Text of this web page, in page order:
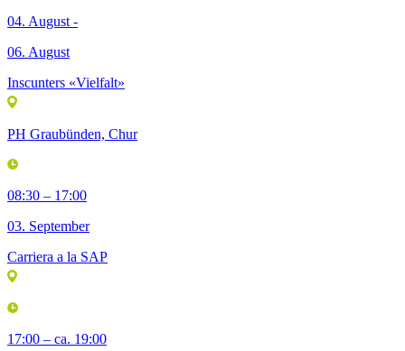
04. August -
06. August
Inscunters «Vielfalt»
PH Graubünden, Chur
08:30 – 17:00
03. September
Carriera a la SAP
17:00 – ca. 19:00